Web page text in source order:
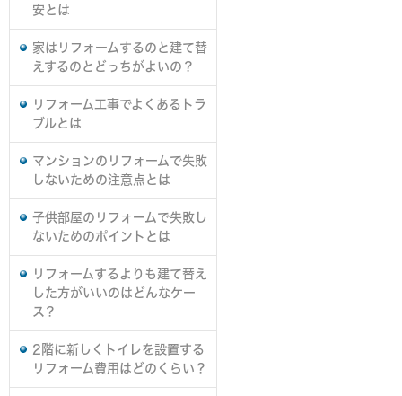
安とは
家はリフォームするのと建て替
えするのとどっちがよいの？
リフォーム工事でよくあるトラ
ブルとは
マンションのリフォームで失敗
しないための注意点とは
子供部屋のリフォームで失敗し
ないためのポイントとは
リフォームするよりも建て替え
した方がいいのはどんなケー
ス？
2階に新しくトイレを設置する
リフォーム費用はどのくらい？